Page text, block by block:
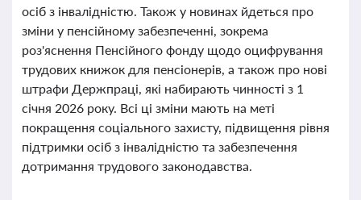
осіб з інвалідністю. Також у новинах йдеться про
зміни у пенсійному забезпеченні, зокрема
роз'яснення Пенсійного фонду щодо оцифрування
трудових книжок для пенсіонерів, а також про нові
штрафи Держпраці, які набирають чинності з 1
січня 2026 року. Всі ці зміни мають на меті
покращення соціального захисту, підвищення рівня
підтримки осіб з інвалідністю та забезпечення
дотримання трудового законодавства.